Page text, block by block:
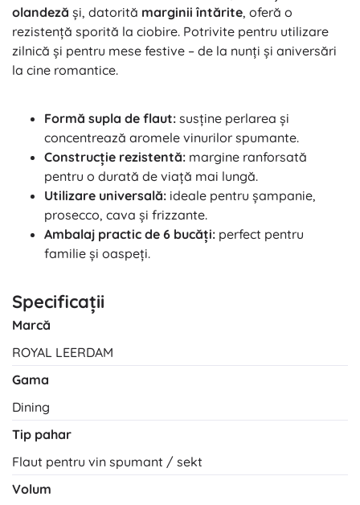
olandeză și, datorită marginii întărite, oferă o
rezistență sporită la ciobire. Potrivite pentru utilizare
zilnică și pentru mese festive – de la nunți și aniversări
la cine romantice.
Formă supla de flaut: susține perlarea și
concentrează aromele vinurilor spumante.
Construcție rezistentă: margine ranforsată
pentru o durată de viață mai lungă.
Utilizare universală: ideale pentru șampanie,
prosecco, cava și frizzante.
Ambalaj practic de 6 bucăți: perfect pentru
familie și oaspeți.
Specificații
Marcă
ROYAL LEERDAM
Gama
Dining
Tip pahar
Flaut pentru vin spumant / sekt
Volum